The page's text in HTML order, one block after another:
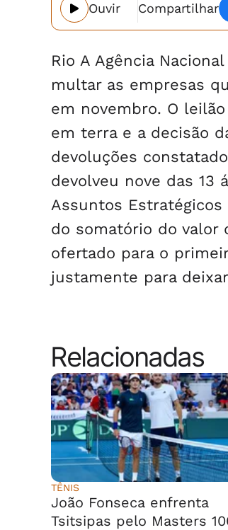
Ouvir Compartilhar
Rio A Agência
multar as empresas
em novembro. O
em terra e a decisão
devoluções
devolveu nove das 13
Assuntos
do somatório do valor
ofertado para o
justamente para
Relacionadas
TÊNIS
João Fonseca enfrenta
Tsitsipas pelo Masters